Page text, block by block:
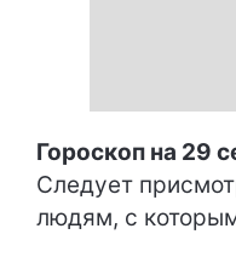
Гороскоп на 29
Следует
людям, с